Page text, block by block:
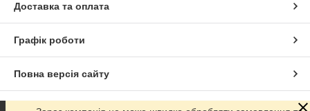
Доставка та оплата
Графік роботи
Повна версія сайту
Сайт створено на маркетплейсі Prom.ua